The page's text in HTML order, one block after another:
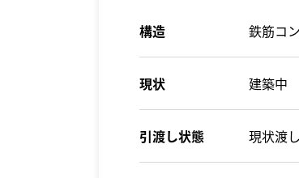
構造 鉄筋コ
現状 建築中
引渡し状態 現状渡し